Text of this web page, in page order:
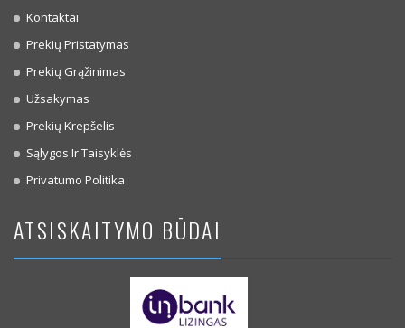
Kontaktai
Prekių Pristatymas
Prekių Grąžinimas
Užsakymas
Prekių Krepšelis
Sąlygos Ir Taisyklės
Privatumo Politika
ATSISKAITYMO BŪDAI